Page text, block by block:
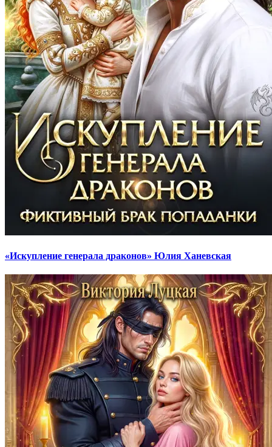
«Искупление генерала драконов» Юлия Ханевская